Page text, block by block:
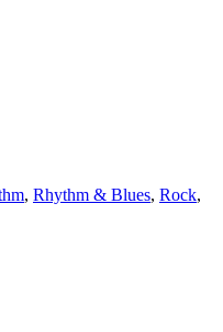
, Rhythm & Blues, Rock,